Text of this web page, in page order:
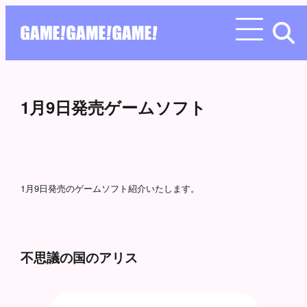
1月9日発売ゲームソフト
1月9日発売のゲームソフト紹介いたします。
不思議の国のアリス